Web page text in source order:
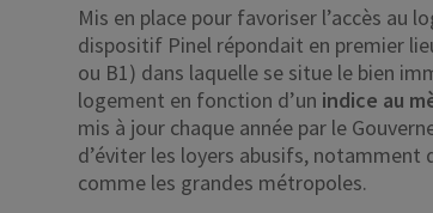
Mis en place pour favoriser l’accès
dispositif Pinel répondait en premier
ou B1) dans laquelle se situe le bien
logement en fonction d’un indice au
mis à jour chaque année par le
d’éviter les loyers abusifs, notamment
comme les grandes métropoles.